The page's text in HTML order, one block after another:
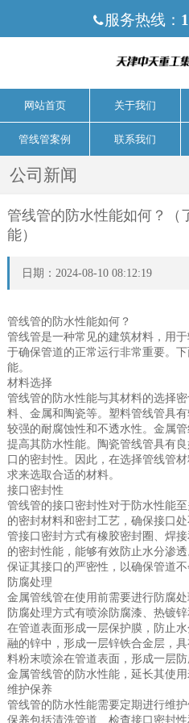
服务热线：
网站首页 关于我们
管线管案例 联系我们
公司新闻
管线管的防水性能如何？（
能）
日期：2024-08-10 08:12:19
管线管的防水性能如何？
管线管是一种常见的建筑材料，用
于确保管道的正常运行非常重要。
能。
材料选择
管线管的防水性能与其材料的选择
料、金属和陶瓷等。塑料管线管具
较强的耐腐蚀性和不透水性。金属
提高其防水性能。陶瓷管线管具有
口的密封性。因此，在选择管线管
求来选取合适的材料。
接口密封性
管线管的接口密封性对于防水性能
的密封材料和密封工艺，确保接口
管接口密封方式有橡胶密封圈、焊
的密封性能，能够有效防止水分渗
保证其接口的严密性，以确保管道不
防腐处理
金属管线管在使用前需要进行防腐
防腐处理方式有喷涂防腐漆、热镀
在管道表面形成一层保护膜，防止
融的锌中，形成一层锌铁合金层，
料粉末喷涂在管道表面，形成一层
金属管线管的防水性能，延长其使用
维护保养
管线管的防水性能需要定期进行维
保养包括清洗管道、检查接口密封